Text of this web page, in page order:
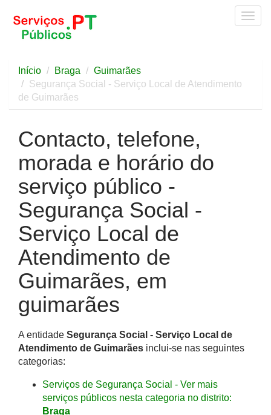
Início Braga
Guimarães
Segurança Social - Serviço Local de Atendimento
de Guimarães
Contacto, telefone,
morada e horário do
serviço público -
Segurança Social -
Serviço Local de
Atendimento de
Guimarães, em
guimarães
A entidade Segurança Social - Serviço Local de
Atendimento de Guimarães inclui-se nas seguintes
categorias:
Serviços de Segurança Social - Ver mais
serviços públicos nesta categoria no distrito:
Braga